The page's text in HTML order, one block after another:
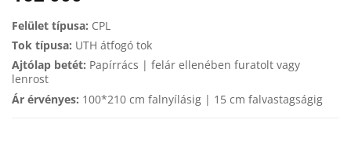
Felület típusa: CPL
Tok típusa: UTH átfogó tok
Ajtólap betét: Papírrács | felár ellenében furatolt vagy
lenrost
Ár érvényes: 100*210 cm falnyílásig | 15 cm falvastagságig